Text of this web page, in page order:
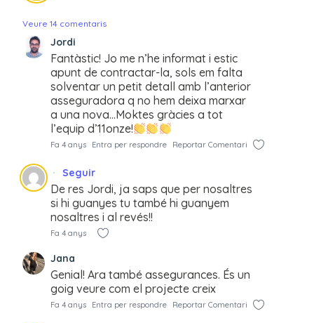
Veure 14 comentaris
Jordi
Fantàstic! Jo me n’he informat i estic
apunt de contractar-la, sols em falta
solventar un petit detall amb l’anterior
asseguradora q no hem deixa marxar
a una nova…Moktes gràcies a tot
l’equip d’11onze!
Fa 4 anys Entra per respondre Reportar Comentari
Seguir
De res Jordi, ja saps que per nosaltres
si hi guanyes tu també hi guanyem
nosaltres i al revés!!
Fa 4 anys
Jana
Genial! Ara també assegurances. És un
goig veure com el projecte creix
Fa 4 anys Entra per respondre Reportar Comentari